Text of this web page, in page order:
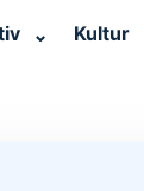
⌄ Kultur